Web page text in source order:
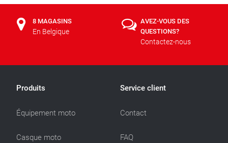
8 MAGASINS
En Belgique
AVEZ-VOUS DES
QUESTIONS?
Contactez-nous
Produits
Équipement moto
Casque moto
Service client
Contact
FAQ